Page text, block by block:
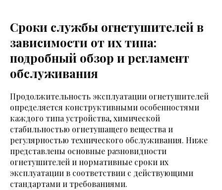
Сроки службы огнетушителей в
зависимости от их типа:
подробный обзор и регламент
обслуживания
Продолжительность эксплуатации огнетушителей
определяется конструктивными особенностями
каждого типа устройства, химической
стабильностью огнетушащего вещества и
регулярностью технического обслуживания. Ниже
представлены основные разновидности
огнетушителей и нормативные сроки их
эксплуатации в соответствии с действующими
стандартами и требованиями.